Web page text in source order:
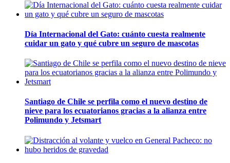
Día Internacional del Gato: cuánto cuesta realmente
cuidar un gato y qué cubre un seguro de mascotas
Santiago de Chile se perfila como el nuevo destino de
nieve para los ecuatorianos gracias a la alianza entre
Polimundo y Jetsmart